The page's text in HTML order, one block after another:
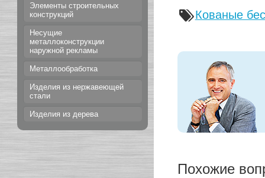
Элементы строительных
конструкций
Несущие
металлоконструкции
наружной рекламы
Металлообработка
Изделия из нержавеющей
стали
Изделия из дерева
Кованые
Похожие